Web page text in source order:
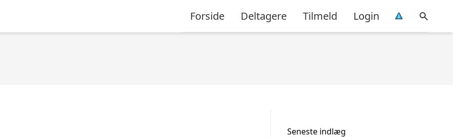
Forside Deltagere Tilmeld Login
Seneste indlæg